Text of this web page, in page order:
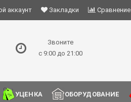
аккаунт Закладки Сравнение
Звоните
с 9:00 до 21:00
УЦЕНКА ОБОРУДОВАНИЕ